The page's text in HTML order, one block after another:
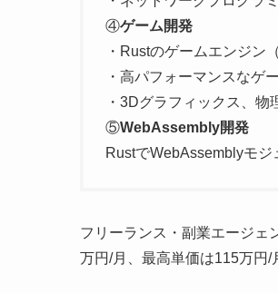
④ゲーム開発
・Rustのゲームエンジン
・高パフォーマンスなゲ
・3Dグラフィックス、
⑤WebAssembly開発
RustでWebAssemblyモジ
フリーランス・副業エージェ
万円/月、最高単価は115万円/